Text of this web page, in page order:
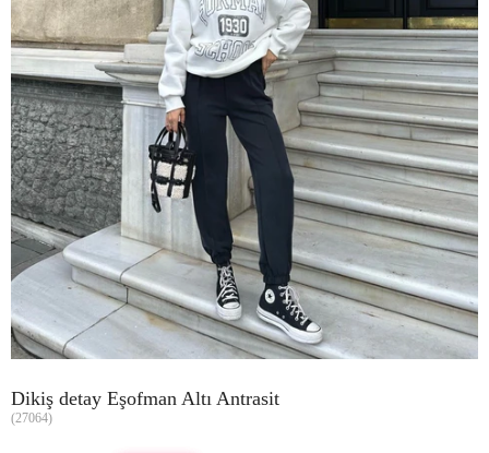
Dikiş detay Eşofman Altı Antrasit
(27064)